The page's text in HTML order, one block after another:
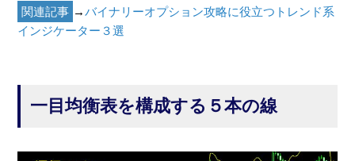
関連記事 →バイナリーオプション攻略に役立つトレンド系
インジケーター３選
一目均衡表を構成する５本の線